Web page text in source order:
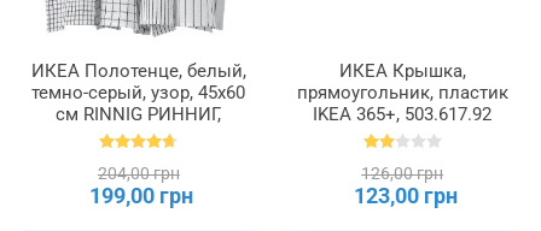
ИКЕА Полотенце, белый,
темно-серый, узор, 45x60
см RINNIG РИННИГ,
204.763.46
204,00 грн
199,00 грн
ИКЕА Крышка,
прямоугольник, пластик
IKEA 365+, 503.617.92
126,00 грн
123,00 грн